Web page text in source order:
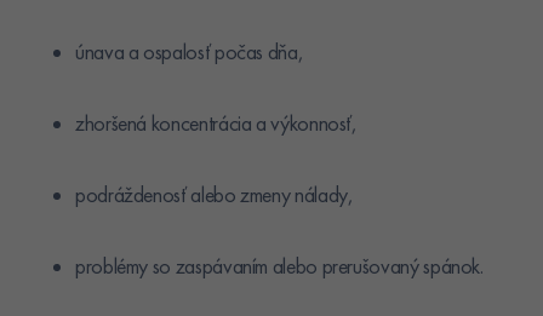
únava a ospalosť počas dňa,
zhoršená koncentrácia a výkonnosť,
podráždenosť alebo zmeny nálady,
problémy so zaspávaním alebo prerušovaný spánok.